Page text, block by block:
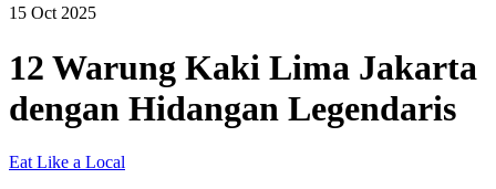
15 Oct 2025
12 Warung Kaki Lima Jakarta
dengan Hidangan Legendaris
Eat Like a Local